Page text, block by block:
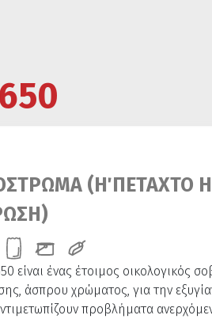
(Η΄ ΠΕΤΑΧΤΟ
είναι ένας έτοιμος οικολογικός
άσπρου χρώματος, για την
προβλήματα